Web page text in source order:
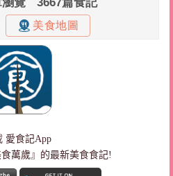
愛食記App
萬歲』的最新美食食記!